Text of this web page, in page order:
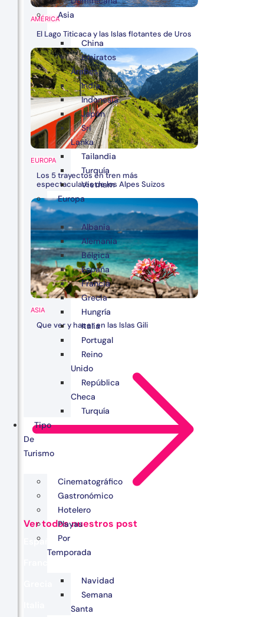
AMÉRICA
El Lago Titicaca y las Islas flotantes de Uros
EUROPA
Los 5 trayectos en tren más
espectaculares de los Alpes Suizos
ASIA
Que ver y hacer en las Islas Gili
Ver todos nuestros post
España
Asia
China
Emiratos
Árabes
India
Indonesia
Japón
Sri
Lanka
Tailandia
Turquía
Vietnam
Europa
Albania
Alemania
Bélgica
España
Francia
Grecia
Hungría
Italia
Portugal
Reino
Unido
República
Checa
Turquía
Tipo
De
Turismo
Cinematográfico
Gastronómico
Hotelero
Playas
Por
Temporada
Navidad
Semana
Santa